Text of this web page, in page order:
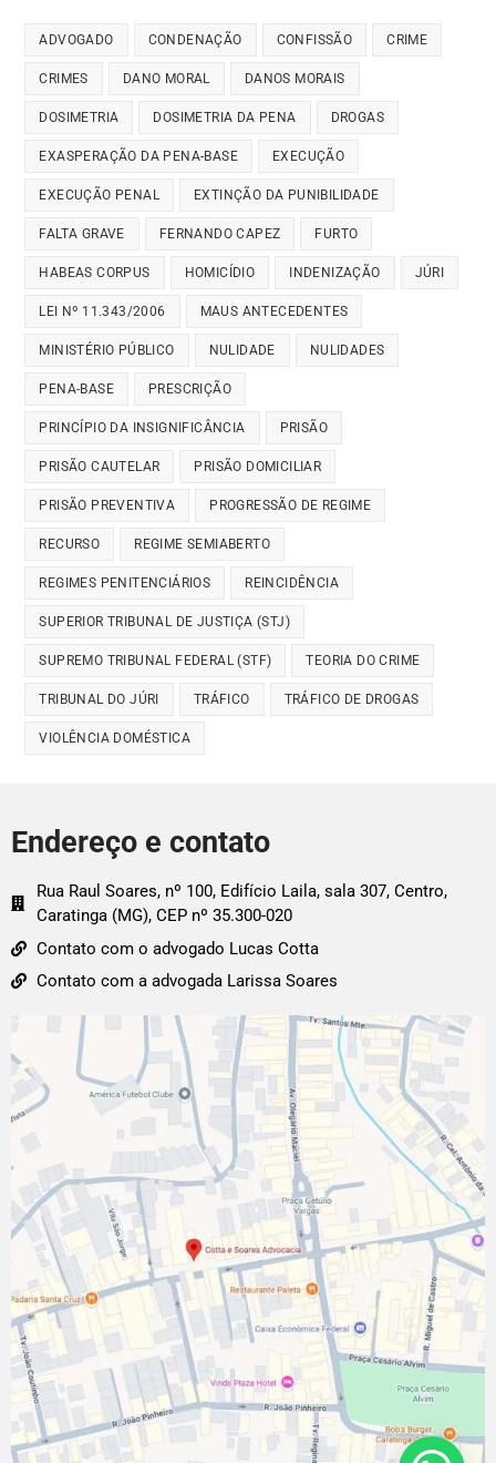
ADVOGADO CONDENAÇÃO CONFISSÃO CRIME
CRIMES DANO MORAL DANOS MORAIS
DOSIMETRIA DOSIMETRIA DA PENA DROGAS
EXASPERAÇÃO DA PENA-BASE EXECUÇÃO
EXECUÇÃO PENAL EXTINÇÃO DA PUNIBILIDADE
FALTA GRAVE FERNANDO CAPEZ FURTO
HABEAS CORPUS HOMICÍDIO INDENIZAÇÃO JÚRI
LEI Nº 11.343/2006 MAUS ANTECEDENTES
MINISTÉRIO PÚBLICO NULIDADE NULIDADES
PENA-BASE PRESCRIÇÃO
PRINCÍPIO DA INSIGNIFICÂNCIA PRISÃO
PRISÃO CAUTELAR PRISÃO DOMICILIAR
PRISÃO PREVENTIVA PROGRESSÃO DE REGIME
RECURSO REGIME SEMIABERTO
REGIMES PENITENCIÁRIOS REINCIDÊNCIA
SUPERIOR TRIBUNAL DE JUSTIÇA (STJ)
SUPREMO TRIBUNAL FEDERAL (STF) TEORIA DO CRIME
TRIBUNAL DO JÚRI TRÁFICO TRÁFICO DE DROGAS
VIOLÊNCIA DOMÉSTICA
Endereço e contato
Rua Raul Soares, nº 100, Edifício Laila, sala 307, Centro,
Caratinga (MG), CEP nº 35.300-020
Contato com o advogado Lucas Cotta
Contato com a advogada Larissa Soares